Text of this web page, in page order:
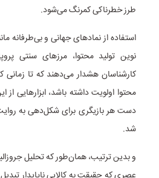
طرز خطرناکی کمرنگ می‌شود.
استفاده از نمادهای جهانی و بی‌طرفانه
نوین تولید محتوا، مرزهای سنتی
کارشناسان هشدار می‌دهند که تا
محتوا اولویت داشته باشد، ابزارهایی
دست هر بازیگری برای شکل‌دهی به
شد.
و بدین ترتیب، همان‌طور که تحلیل